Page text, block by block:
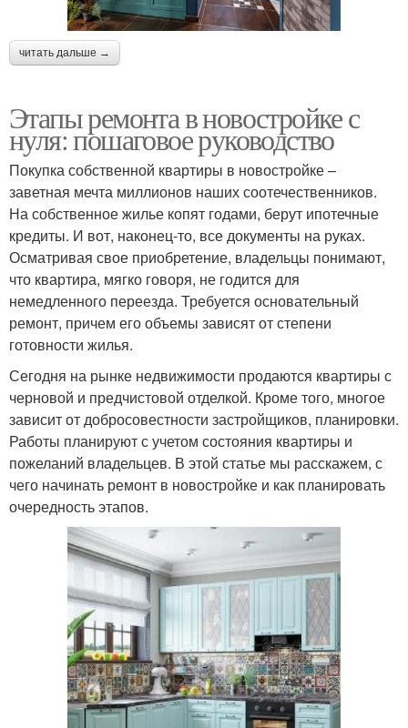
читать дальше →
Этапы ремонта в новостройке с
нуля: пошаговое руководство
Покупка собственной квартиры в новостройке –
заветная мечта миллионов наших соотечественников.
На собственное жилье копят годами, берут ипотечные
кредиты. И вот, наконец-то, все документы на руках.
Осматривая свое приобретение, владельцы понимают,
что квартира, мягко говоря, не годится для
немедленного переезда. Требуется основательный
ремонт, причем его объемы зависят от степени
готовности жилья.
Сегодня на рынке недвижимости продаются квартиры с
черновой и предчистовой отделкой. Кроме того, многое
зависит от добросовестности застройщиков, планировки.
Работы планируют с учетом состояния квартиры и
пожеланий владельцев. В этой статье мы расскажем, с
чего начинать ремонт в новостройке и как планировать
очередность этапов.